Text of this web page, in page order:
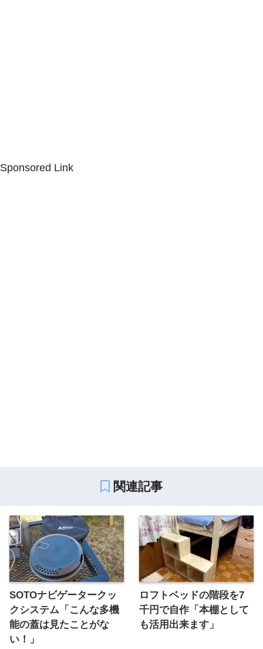
Sponsored Link
関連記事
SOTOナビゲータークッ
クシステム「こんな多機
能の蓋は見たことがな
い！」
ロフトベッドの階段を7
千円で自作「本棚として
も活用出来ます」